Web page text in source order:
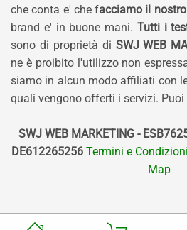
che conta e' che facciamo il
brand e' in buone mani. Tutti i
sono di proprietà di SWJ WEB
ne è proibito l'utilizzo non
siamo in alcun modo affiliati con
quali vengono offerti i servizi. Puoi
SWJ WEB MARKETING -
DE612265256 Termini e Condizioni
Map